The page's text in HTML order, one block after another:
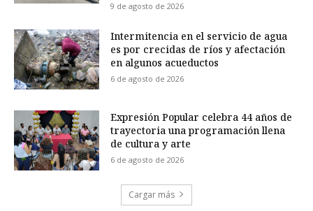
9 de agosto de 2026
Intermitencia en el servicio de agua
es por crecidas de ríos y afectación
en algunos acueductos
6 de agosto de 2026
Expresión Popular celebra 44 años de
trayectoria una programación llena
de cultura y arte
6 de agosto de 2026
Cargar más